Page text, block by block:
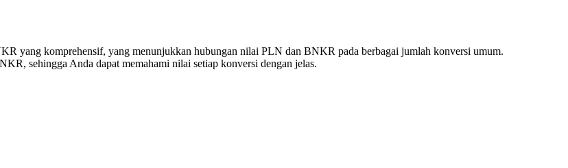
yang komprehensif, yang menunjukkan hubungan nilai PLN dan BNKR pada berbagai jumlah konversi umum.
sehingga Anda dapat memahami nilai setiap konversi dengan jelas.